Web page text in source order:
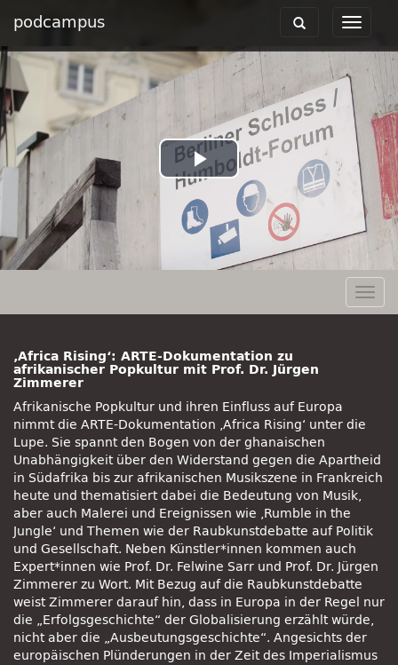
podcampus
Toggle
Toggle
Play
Video
‚Africa Rising‘: ARTE-Dokumentation zu
afrikanischer Popkultur mit Prof. Dr. Jürgen
Zimmerer
Afrikanische Popkultur und ihren Einfluss auf Europa
nimmt die ARTE-Dokumentation ‚Africa Rising‘ unter die
Lupe. Sie spannt den Bogen von der ghanaischen
Unabhängigkeit über den Widerstand gegen die Apartheid
in Südafrika bis zur afrikanischen Musikszene in Frankreich
heute und thematisiert dabei die Bedeutung von Musik,
aber auch Malerei und Ereignissen wie ‚Rumble in the
Jungle‘ und Themen wie der Raubkunstdebatte auf Politik
und Gesellschaft. Neben Künstler*innen kommen auch
Expert*innen wie Prof. Dr. Felwine Sarr und Prof. Dr. Jürgen
Zimmerer zu Wort. Mit Bezug auf die Raubkunstdebatte
weist Zimmerer darauf hin, dass in Europa in der Regel nur
die „Erfolgsgeschichte“ der Globalisierung erzählt würde,
nicht aber die „Ausbeutungsgeschichte“. Angesichts der
europäischen Plünderungen in der Zeit des Imperialismus